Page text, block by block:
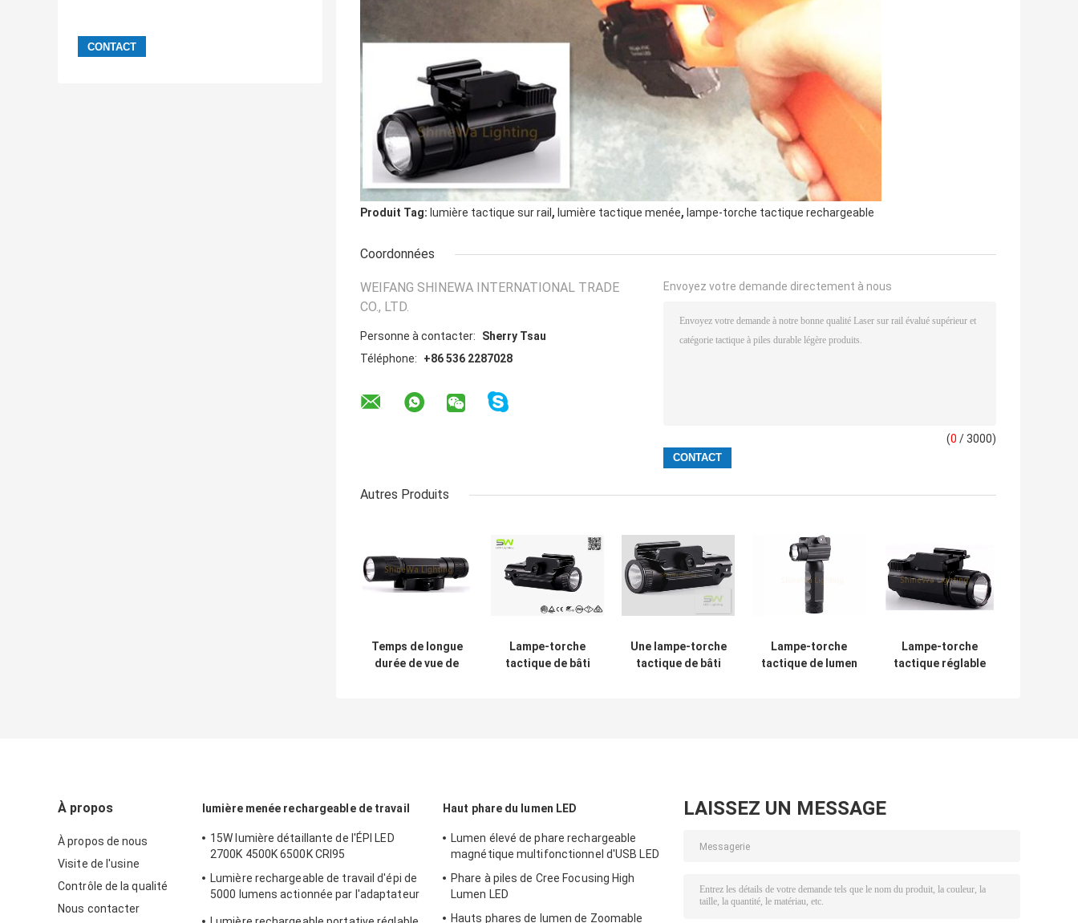
Produit Tag: lumière tactique sur rail , lumière tactique menée, lampe-torche tactique rechargeable
Coordonnées
WEIFANG SHINEWA INTERNATIONAL TRADE
CO., LTD.
Personne à contacter:
Sherry Tsau
Téléphone:
+86 536 2287028
Envoyez votre demande directement à nous
(0 / 3000)
Autres Produits
Temps de longue
durée de vue de
Lampe-torche
tactique de bâti
Une lampe-torche
tactique de bâti
Lampe-torche
tactique de lumen
Lampe-torche
tactique réglable
À propos
À propos de nous
Visite de l'usine
Contrôle de la qualité
Nous contacter
lumière menée rechargeable de travail
15W lumière détaillante de l'ÉPI LED
2700K 4500K 6500K CRI95
Lumière rechargeable de travail d'épi de
5000 lumens actionnée par l'adaptateur
Haut phare du lumen LED
Lumen élevé de phare rechargeable
magnétique multifonctionnel d'USB LED
Phare à piles de Cree Focusing High
Lumen LED
Hauts phares de lumen de Zoomable
LAISSEZ UN MESSAGE